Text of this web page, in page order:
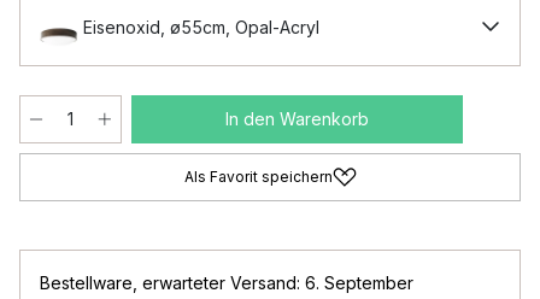
Eisenoxid, ø55cm, Opal-Acryl
In den Warenkorb
Als Favorit speichern
Bestellware erwarteter Versand: 6. September